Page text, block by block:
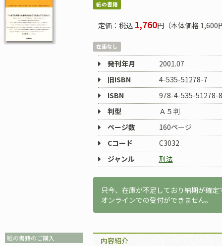
紙の書籍
定価：税込 1,760円（本体価格 1,600
在庫なし
発刊年月
2001.07
旧ISBN
4-535-51278-7
ISBN
978-4-535-51278-8
判型
Ａ５判
ページ数
160ページ
Cコード
C3032
ジャンル
刑法
只今、在庫が不足しており納期が確定
オンラインでの受付ができません。
紙の書籍のご購入
内容紹介